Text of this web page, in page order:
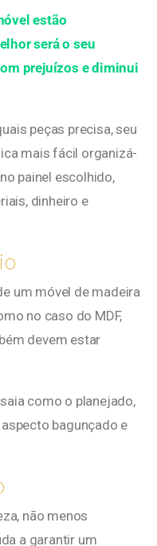
estão
será o seu
prejuízos e diminui
peças precisa, seu
mais fácil organizá-
painel escolhido,
dinheiro e
um móvel de madeira
no caso do MDF,
devem estar
como o planejado,
bagunçado e
não menos
a garantir um